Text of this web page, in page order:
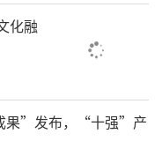
化融
果”发布，“十强”产